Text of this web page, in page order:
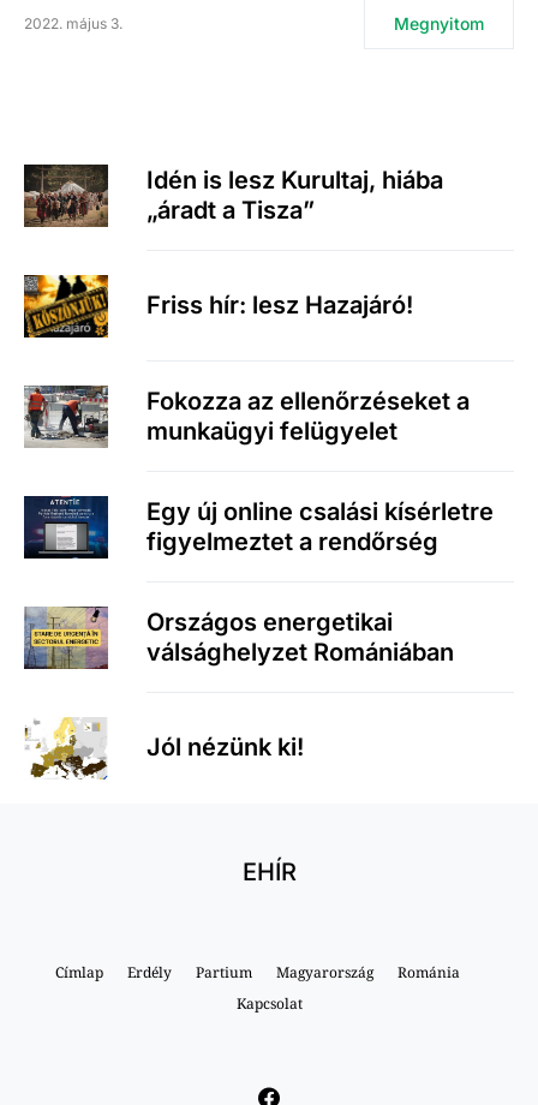
2022. május 3. Megnyitom
Idén is lesz Kurultaj, hiába
„áradt a Tisza”
Friss hír: lesz Hazajáró!
Fokozza az ellenőrzéseket a
munkaügyi felügyelet
Egy új online csalási kísérletre
figyelmeztet a rendőrség
Országos energetikai
válsághelyzet Romániában
Jól nézünk ki!
EHÍR
Címlap Erdély Partium Magyarország
Románia
Kapcsolat